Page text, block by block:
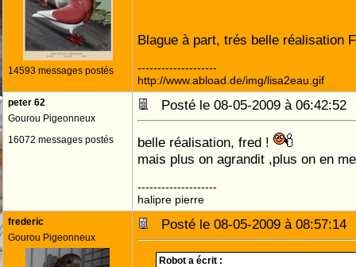
14593 messages postés
Blague à part, trés belle réalisation
--------------------
http://www.abload.de/img/lisa2eau.gif
peter 62
Gourou Pigeonneux
16072 messages postés
Posté le 08-05-2009 à
belle réalisation, fred !
mais plus on agrandit ,plus on en
--------------------
halipre pierre
frederic
Gourou Pigeonneux
Posté le 08-05-2009 à
Robot a écrit :